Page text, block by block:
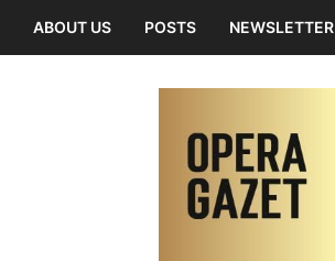
ABOUT US POSTS NEWSLETTER